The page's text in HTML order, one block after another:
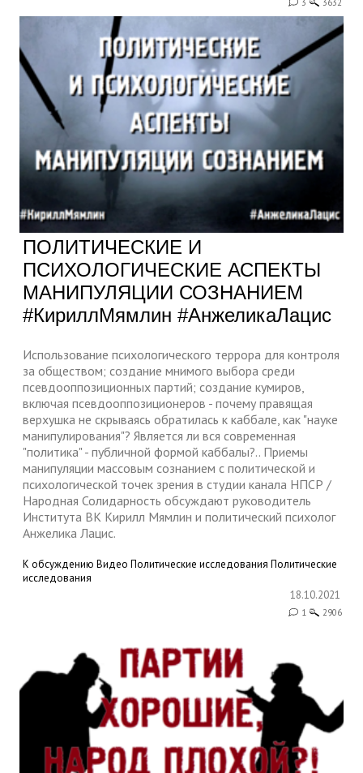
3 3632
ПОЛИТИЧЕСКИЕ И
ПСИХОЛОГИЧЕСКИЕ АСПЕКТЫ
МАНИПУЛЯЦИИ СОЗНАНИЕМ
#КириллМямлин #АнжеликаЛацис
Использование психологического террора для контроля
за обществом; создание мнимого выбора среди
псевдооппозиционных партий; создание кумиров,
включая псевдооппозиционеров - почему правящая
верхушка не скрываясь обратилась к каббале, как "науке
манипулирования"? Является ли вся современная
"политика" - публичной формой каббалы?.. Приемы
манипуляции массовым сознанием с политической и
психологической точек зрения в студии канала НПСР /
Народная Солидарность обсуждают руководитель
Института ВК Кирилл Мямлин и политический психолог
Анжелика Лацис.
К обсуждению Видео Политические исследования Политические
исследования
18.10.2021
1 2906